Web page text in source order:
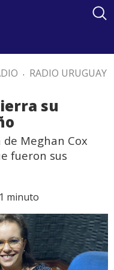
. RADIO URUGUAY
su
Meghan Cox
fueron sus
minuto